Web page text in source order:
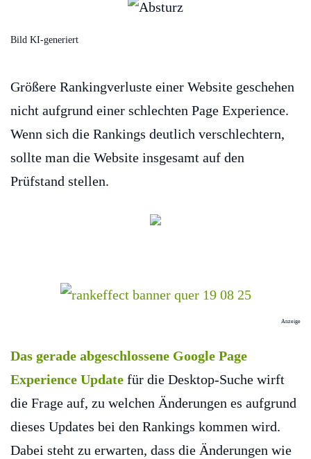
Bild KI-generiert
Größere Rankingverluste einer Website geschehen
nicht aufgrund einer schlechten Page Experience.
Wenn sich die Rankings deutlich verschlechtern,
sollte man die Website insgesamt auf den
Prüfstand stellen.
Anzeige
Das gerade abgeschlossene Google Page
Experience Update für die Desktop-Suche wirft
die Frage auf, zu welchen Änderungen es aufgrund
dieses Updates bei den Rankings kommen wird.
Dabei steht zu erwarten, dass die Änderungen wie